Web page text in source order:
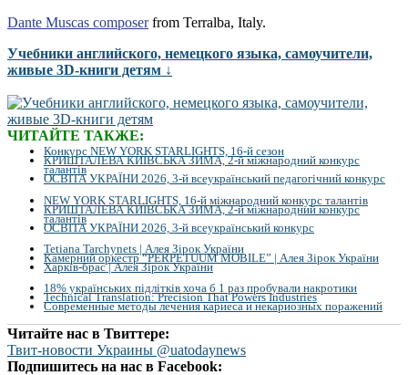
Dante Muscas composerfrom Terralba, Italy.
Учебники английского, немецкого языка, самоучители,
живые 3D-книги детям ↓
ЧИТАЙТЕ ТАКЖЕ:
Конкурс NEW YORK STARLIGHTS, 16-й сезон
КРИШТАЛЕВА КИЇВСЬКА ЗИМА, 2-й міжнародний конкурс
талантів
ОСВІТА УКРАЇНИ 2026, 3-й всеукраїнський педагогічний конкурс
NEW YORK STARLIGHTS, 16-й міжнародний конкурс талантів
КРИШТАЛЕВА КИЇВСЬКА ЗИМА, 2-й міжнародний конкурс
талантів
ОСВІТА УКРАЇНИ 2026, 3-й всеукраїнський конкурс
Tetiana Tarchynets | Алея Зірок України
Камерний оркестр “PERPETUUM MOBILE” | Алея Зірок України
Харків-брас | Алея Зірок України
18% українських підлітків хоча б 1 раз пробували накротики
Technical Translation: Precision That Powers Industries
Современные методы лечения кариеса и некариозных поражений
Читайте нас в Твиттере:
Твит-новости Украины @uatodaynews
Подпишитесь на нас в Facebook: